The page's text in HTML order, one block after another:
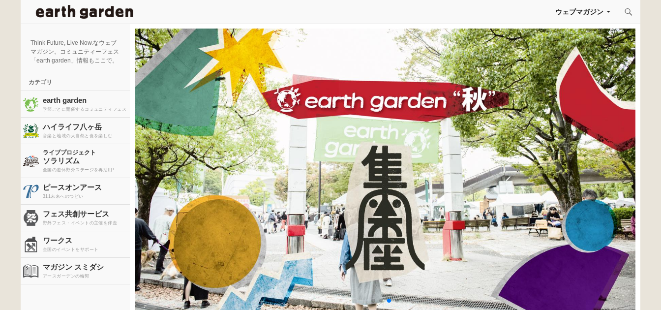
ウェブマガジン
Think Future, Live Now.なウェブ
マガジン。コミュニティーフェス
「earth garden」情報もここで。
カテゴリ
earth garden
季節ごとに開催するコミュニティフェス
ハイライフ八ヶ岳
音楽と地域の大自然と食を楽しむ
ライブプロジェクト
ソラリズム
全国の遊休野外ステージを再活用!
ピースオンアース
311未来へのつどい
フェス共創サービス
野外フェス・イベントの主催を伴走
ワークス
全国のイベントをサポート
マガジン スミダシ
アースガーデンの輪郭